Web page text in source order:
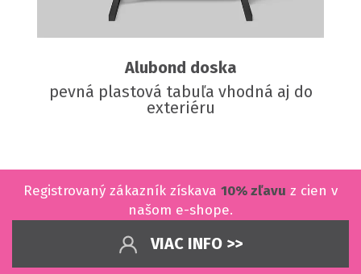
Alubond doska
pevná plastová tabuľa vhodná aj do
exteriéru
Registrovaný zákazník získava 10% zľavu z cien v
našom e-shope.
VIAC INFO >>